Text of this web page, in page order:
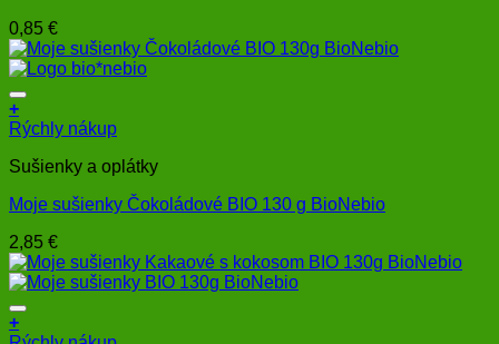
0,85 €
+
Rýchly nákup
Sušienky a oplátky
Moje sušienky Čokoládové BIO 130 g BioNebio
2,85 €
+